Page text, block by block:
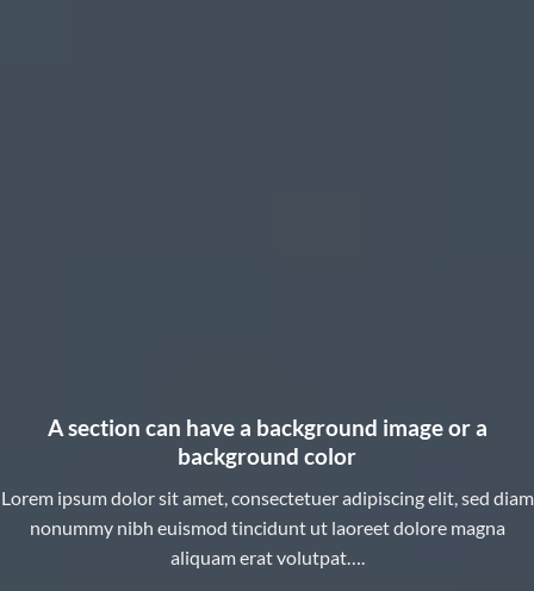
A section can have a background image or a
background color
Lorem ipsum dolor sit amet, consectetuer adipiscing elit, sed diam
nonummy nibh euismod tincidunt ut laoreet dolore magna
aliquam erat volutpat….